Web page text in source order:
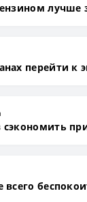
лучше
перейти к